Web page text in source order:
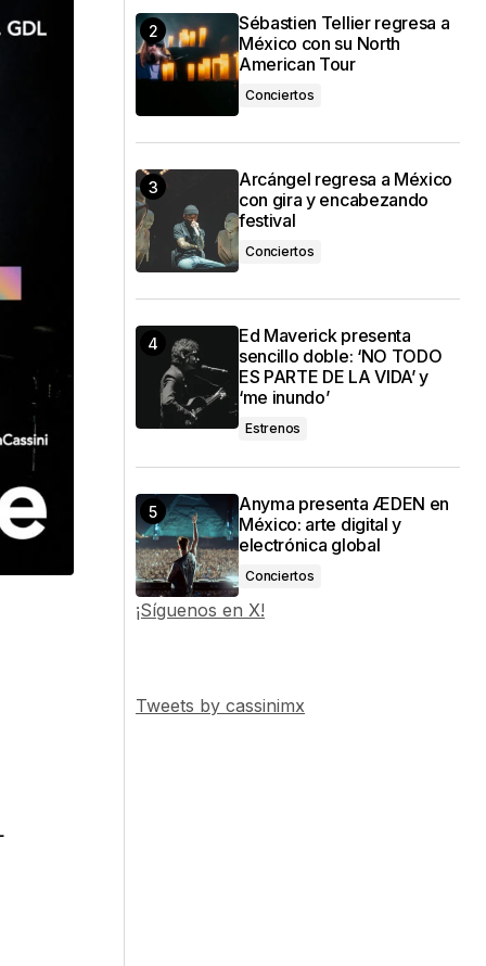
Sébastien Tellier regresa a
México con su North
American Tour
Conciertos
Arcángel regresa a México
con gira y encabezando
festival
Conciertos
Ed Maverick presenta
sencillo doble: ‘NO TODO
ES PARTE DE LA VIDA’ y
‘me inundo’
Estrenos
Anyma presenta ÆDEN en
México: arte digital y
electrónica global
Conciertos
¡Síguenos en X!
Tweets by cassinimx